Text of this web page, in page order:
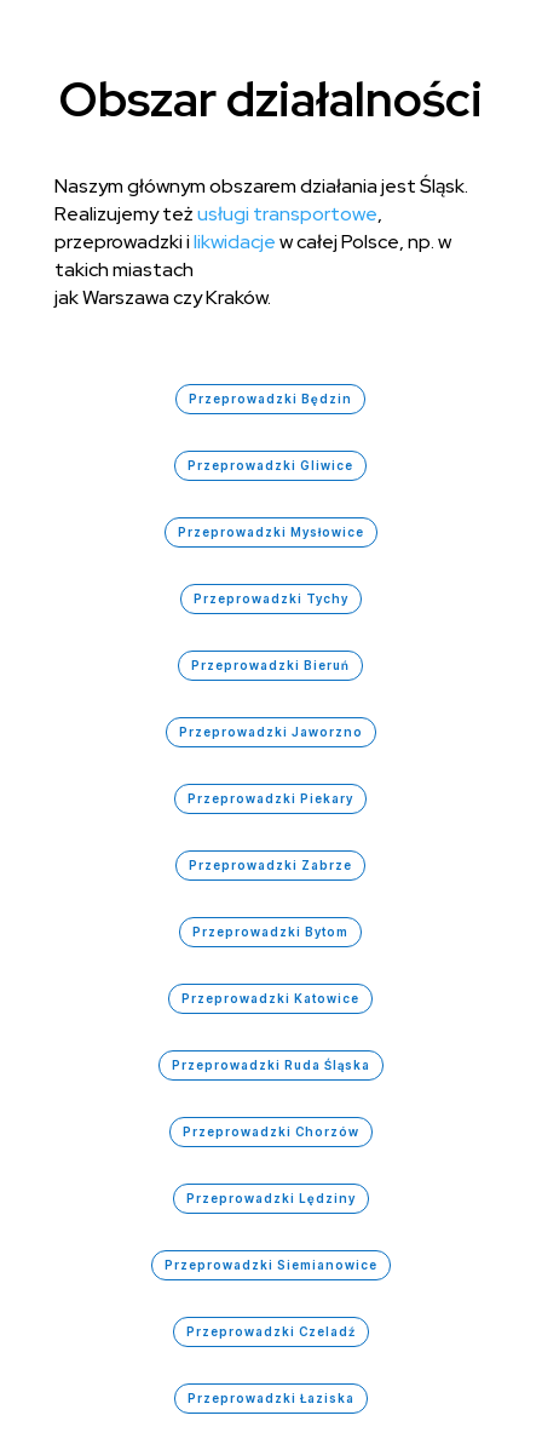
Obszar działalności
Naszym głównym obszarem działania jest Śląsk.
Realizujemy teżusługi transportowe,
przeprowadzki ilikwidacjew całej Polsce, np. w
takich miastach
jak Warszawa czy Kraków.
Przeprowadzki Będzin
Przeprowadzki Gliwice
Przeprowadzki Mysłowice
Przeprowadzki Tychy
Przeprowadzki Bieruń
Przeprowadzki Jaworzno
Przeprowadzki Piekary
Przeprowadzki Zabrze
Przeprowadzki Bytom
Przeprowadzki Katowice
Przeprowadzki Ruda Śląska
Przeprowadzki Chorzów
Przeprowadzki Lędziny
Przeprowadzki Siemianowice
Przeprowadzki Czeladź
Przeprowadzki Łaziska